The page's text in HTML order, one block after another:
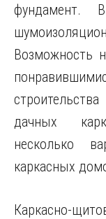
фундамент.
Возможность
дачных
несколько
каркасных
Каркасно-